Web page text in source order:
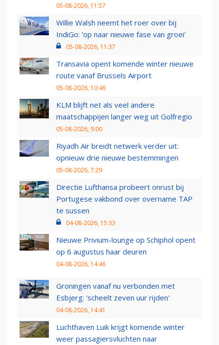
05-08-2026, 11:57
Willie Walsh neemt het roer over bij
IndiGo: 'op naar nieuwe fase van groei'
05-08-2026, 11:37
Transavia opent komende winter nieuwe
route vanaf Brussels Airport
05-08-2026, 10:46
KLM blijft net als veel andere
maatschappijen langer weg uit Golfregio
05-08-2026, 9:00
Riyadh Air breidt netwerk verder uit:
opnieuw drie nieuwe bestemmingen
05-08-2026, 7:29
Directie Lufthansa probeert onrust bij
Portugese vakbond over overname TAP
te sussen
04-08-2026, 15:33
Nieuwe Privium-lounge op Schiphol opent
op 6 augustus haar deuren
04-08-2026, 14:46
Groningen vanaf nu verbonden met
Esbjerg: 'scheelt zeven uur rijden'
04-08-2026, 14:41
Luchthaven Luik krijgt komende winter
weer passagiersvluchten naar